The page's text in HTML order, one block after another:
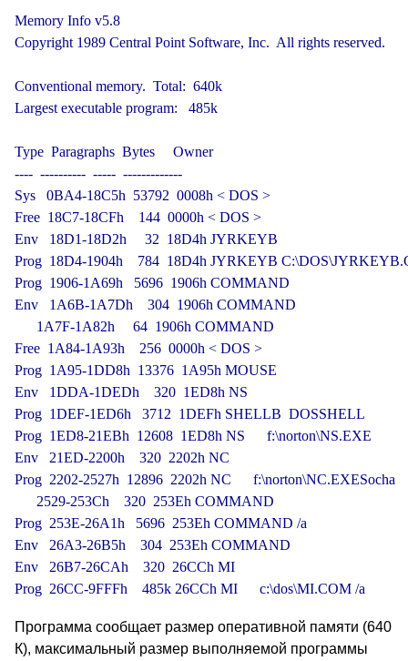
Memory Info v5.8
Copyright 1989 Central Point Software, Inc.  All rights reserved.
Conventional memory.  Total:  640k
Largest executable program:   485k
Type  Paragraphs  Bytes     Owner
----  ----------  -----  -------------
Sys   0BA4-18C5h  53792  0008h < DOS >
Free  18C7-18CFh    144  0000h < DOS >
Env   18D1-18D2h     32  18D4h JYRKEYB
Prog  18D4-1904h    784  18D4h JYRKEYB
Prog  1906-1A69h   5696  1906h COMMAND
Env   1A6B-1A7Dh    304  1906h COMMAND
      1A7F-1A82h     64  1906h COMMAND
Free  1A84-1A93h    256  0000h < DOS >
Prog  1A95-1DD8h  13376  1A95h MOUSE
Env   1DDA-1DEDh    320  1ED8h NS
Prog  1DEF-1ED6h   3712  1DEFh SHELLB  DOSSHELL
Prog  1ED8-21EBh  12608  1ED8h NS      f:\norton\NS.EXE
Env   21ED-2200h    320  2202h NC
Prog  2202-2527h  12896  2202h NC      f:\norton\NC.EXESocha
      2529-253Ch    320  253Eh COMMAND
Prog  253E-26A1h   5696  253Eh COMMAND /a
Env   26A3-26B5h    304  253Eh COMMAND
Env   26B7-26CAh    320  26CCh MI
Prog  26CC-9FFFh    485k 26CCh MI      c:\dos\MI.COM /a
Программа сообщает размер оперативной памяти (640
К), максимальный размер выполняемой программы